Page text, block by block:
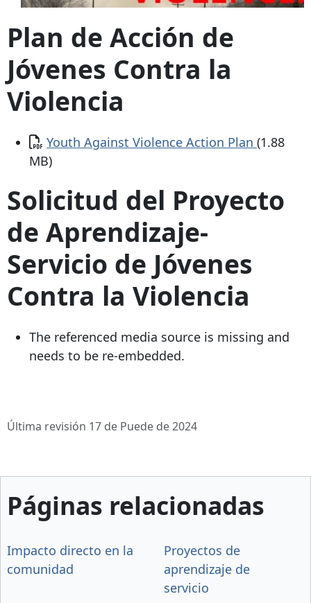
Plan de Acción de
Jóvenes Contra la
Violencia
Documento
Youth Against Violence Action Plan (1.88
MB)
Solicitud del Proyecto
de Aprendizaje-
Servicio de Jóvenes
Contra la Violencia
The referenced media source is missing and
needs to be re-embedded.
Última revisión 17 de Puede de 2024
Páginas relacionadas
Impacto directo en la
comunidad
Proyectos de
aprendizaje de
servicio